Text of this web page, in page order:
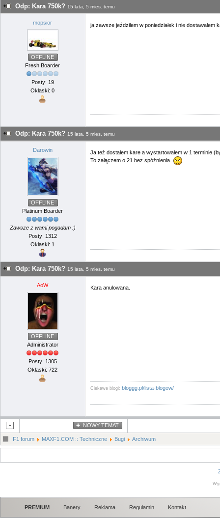
Odp: Kara 750k? 15 lata, 5 mies. temu
mopsior
OFFLINE
Fresh Boarder
Posty: 19
Oklaski: 0
ja zawsze jeździłem w poniedziałek i nie
Odp: Kara 750k? 15 lata, 5 mies. temu
Darowin
OFFLINE
Platinum Boarder
Zawsze z wami pogadam :)
Posty: 1312
Oklaski: 1
Ja też dostałem kare a wystartowałem w 1 terminie
To załączem o 21 bez spóźnienia.
Odp: Kara 750k? 15 lata, 5 mies. temu
AoW
OFFLINE
Administrator
Posty: 1305
Oklaski: 722
Kara anulowana.
Ciekawe blogi: bloggg.pl/lista-blogow/
NOWY TEMAT
F1 forum MAXF1.COM :: Techniczne Bugi Archiwum
PREMIUM Banery Reklama Regulamin Kontakt